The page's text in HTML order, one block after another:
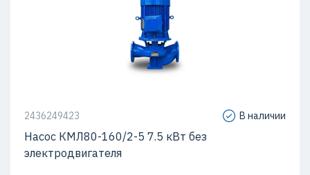
2436249423 В наличии
Насос КМЛ80-160/2-5 7.5 кВт без
электродвигателя